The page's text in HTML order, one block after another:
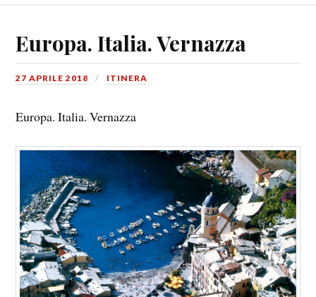
Europa. Italia. Vernazza
27 APRILE 2018 ITINERA
Europa. Italia. Vernazza